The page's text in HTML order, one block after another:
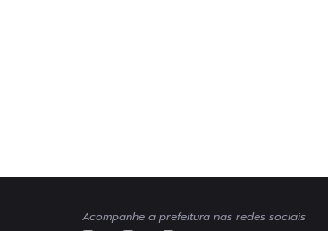
Acompanhe a prefeitura nas redes sociais